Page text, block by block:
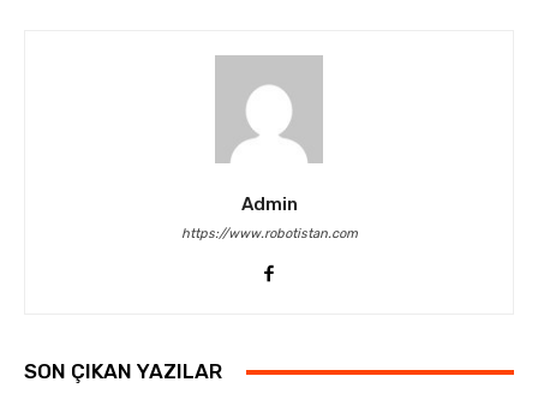
Admin
https://www.robotistan.com
SON ÇIKAN YAZILAR